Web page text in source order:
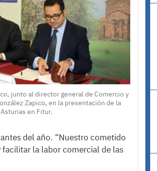
junto al director general de Comercio y
Zapico, en la presentación de la
en Fitur.
del año. “Nuestro cometido
facilitar la labor comercial de las